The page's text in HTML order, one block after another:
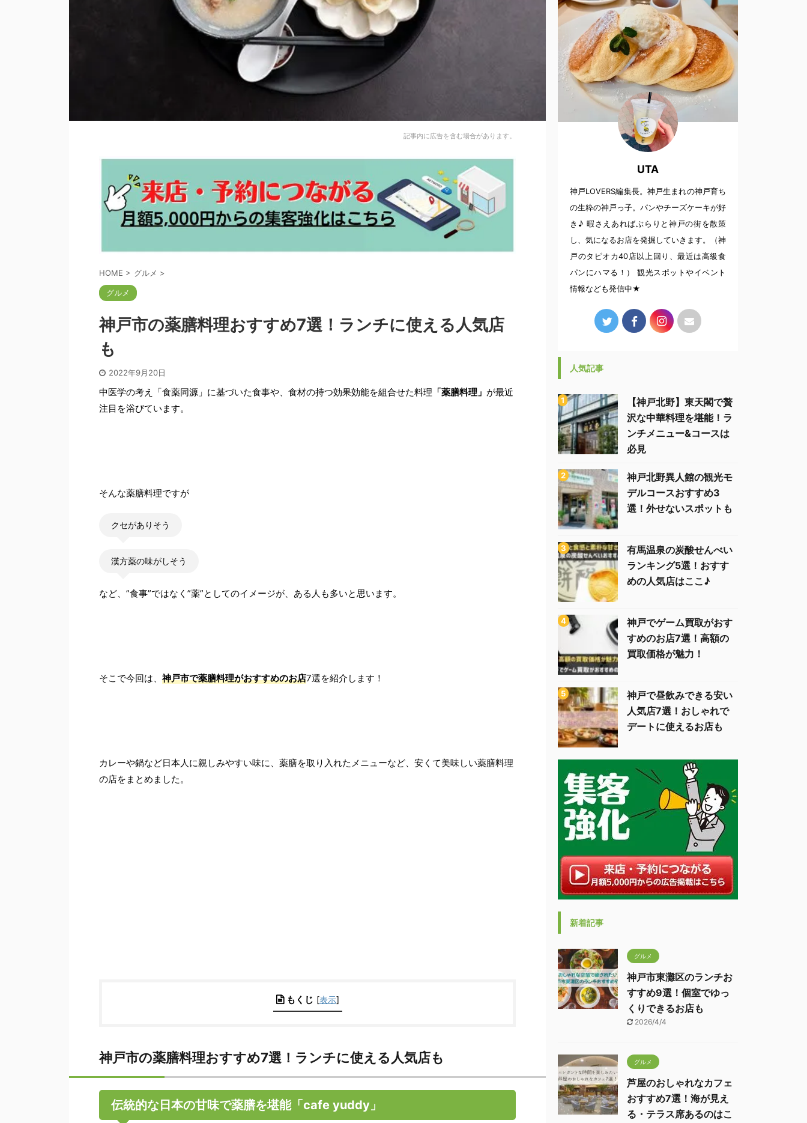
記事内に広告を含む場合があります。
HOME > グルメ >
グルメ
神戸市の薬膳料理おすすめ7選！ランチに使える人気店
も
2022年9月20日
中医学の考え「食薬同源」に基づいた食事や、食材の持つ効果効能を組合せた料理 「薬膳料理」 が最近
注目を浴びています。
そんな薬膳料理ですが
クセがありそう
漢方薬の味がしそう
など、”食事”ではなく”薬”としてのイメージが、ある人も多いと思います。
そこで今回は、 神戸市で薬膳料理がおすすめのお店7選を紹介します！
カレーや鍋など日本人に親しみやすい味に、薬膳を取り入れたメニューなど、安くて美味しい薬膳料理
の店をまとめました。
もくじ [表示]
神戸市の薬膳料理おすすめ7選！ランチに使える人気店も
伝統的な日本の甘味で薬膳を堪能「cafe yuddy」
UTA
神戸LOVERS編集長。神戸生まれの神戸育ち
の生粋の神戸っ子。パンやチーズケーキが好
き♪ 暇さえあればぶらりと神戸の街を散策
し、気になるお店を発掘していきます。（神
戸のタピオカ40店以上回り、最近は高級食
パンにハマる！） 観光スポットやイベント
情報なども発信中★
人気記事
【神戸北野】東天閣で贅
沢な中華料理を堪能！ラ
ンチメニュー&コースは
必見
神戸北野異人館の観光モ
デルコースおすすめ3
選！外せないスポットも
有馬温泉の炭酸せんべい
ランキング5選！おすす
めの人気店はここ♪
神戸でゲーム買取がおす
すめのお店7選！高額の
買取価格が魅力！
神戸で昼飲みできる安い
人気店7選！おしゃれで
デートに使えるお店も
新着記事
グルメ
神戸市東灘区のランチお
すすめ9選！個室でゆっ
くりできるお店も
2026/4/4
グルメ
芦屋のおしゃれなカフェ
おすすめ7選！海が見え
る・テラス席あるのはこ